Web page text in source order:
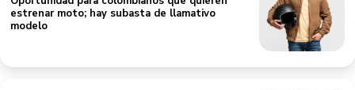
estrenar moto; hay subasta de llamativo
modelo